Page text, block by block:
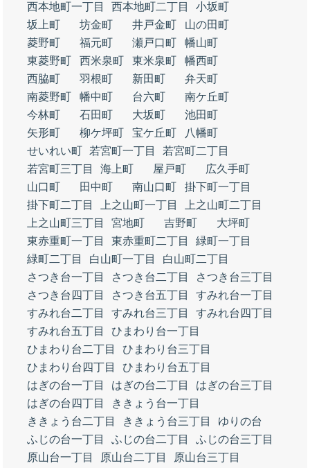
西本地町一丁目
西本地町二丁目
小坂町
坂上町
坊金町 井戸金町
山の田町
菱野町
福元町 瀬戸口町
幡山町
東菱野町
西米泉町 東米泉町
幡西町
西脇町
羽根町 新田町
弁天町
南菱野町
幡中町 台六町
南ケ丘町
今林町
石田町 大坂町
池田町
矢形町
柳ケ坪町 宝ケ丘町
八幡町
せいれい町
若宮町一丁目
若宮町二丁目
若宮町三丁目
海上町 屋戸町
広久手町
山口町
田中町 南山口町
掛下町一丁目
掛下町二丁目
上之山町一丁目
上之山町二丁目
上之山町三丁目
宮地町 吉野町
大坪町
東赤重町一丁目
東赤重町二丁目
緑町一丁目
緑町二丁目
白山町一丁目
白山町二丁目
さつき台一丁目
さつき台二丁目
さつき台三丁目
さつき台四丁目
さつき台五丁目
すみれ台一丁目
すみれ台二丁目
すみれ台三丁目
すみれ台四丁目
すみれ台五丁目
ひまわり台一丁目
ひまわり台二丁目
ひまわり台三丁目
ひまわり台四丁目
ひまわり台五丁目
はぎの台一丁目
はぎの台二丁目
はぎの台三丁目
はぎの台四丁目
ききょう台一丁目
ききょう台二丁目
ききょう台三丁目
ゆりの台
ふじの台一丁目
ふじの台二丁目
ふじの台三丁目
原山台一丁目
原山台二丁目
原山台三丁目